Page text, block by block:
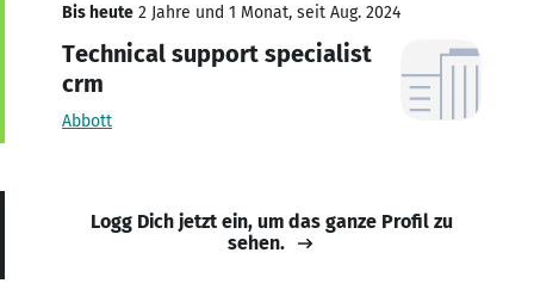
Bis heute 2 Jahre und 1 Monat, seit Aug. 2024
Technical support specialist
crm
Abbott
Logg Dich jetzt ein, um das ganze Profil zu
sehen.